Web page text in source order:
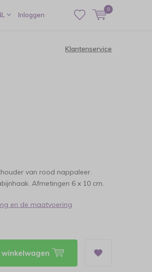
Inloggen
0
Klantenservice
van rood nappaleer.
Afmetingen 6 x 10 cm.
en de maatvoering